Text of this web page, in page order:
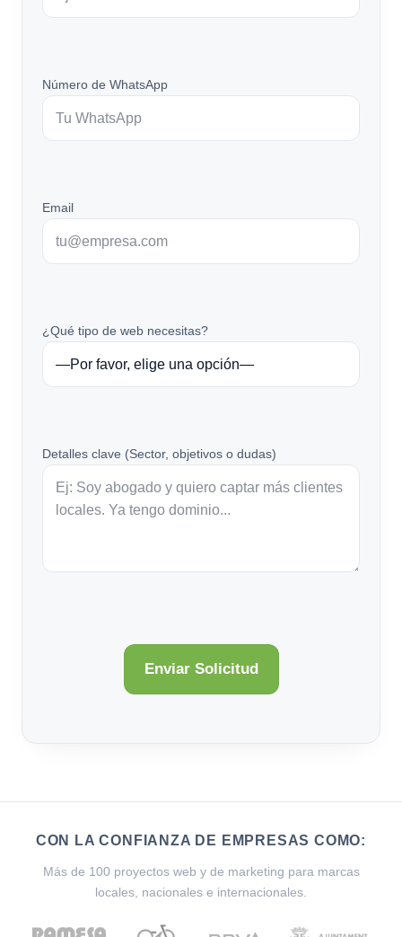
Número de WhatsApp
Email
¿Qué tipo de web necesitas?
Detalles clave (Sector, objetivos o dudas)
CON LA CONFIANZA DE EMPRESAS COMO:
Más de 100 proyectos web y de marketing para marcas
locales, nacionales e internacionales.